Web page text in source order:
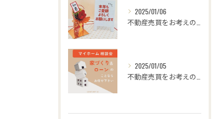
2025/01/06
2025/01/05